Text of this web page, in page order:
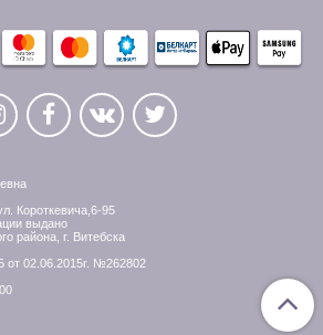
Короткевича,6-95
выдано
района, г. Витебска
от 02.06.2015г. №262802